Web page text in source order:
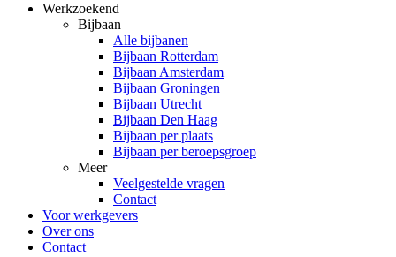
Werkzoekend
Bijbaan
Alle bijbanen
Bijbaan Rotterdam
Bijbaan Amsterdam
Bijbaan Groningen
Bijbaan Utrecht
Bijbaan Den Haag
Bijbaan per plaats
Bijbaan per beroepsgroep
Meer
Veelgestelde vragen
Contact
Voor werkgevers
Over ons
Contact